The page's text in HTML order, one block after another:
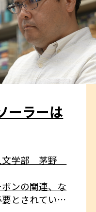
ラーは
文学部 茅野
ンの関連、な
とされている